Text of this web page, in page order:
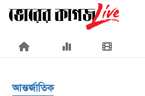
×
আন্তর্জাতিক